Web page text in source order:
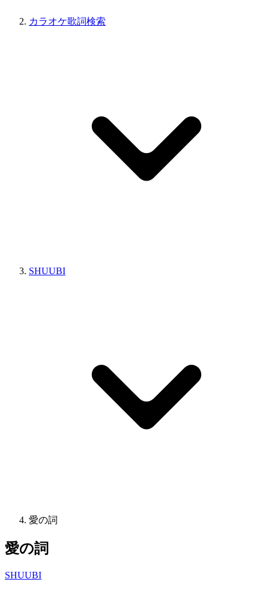
カラオケ歌詞検索
SHUUBI
愛の詞
愛の詞
SHUUBI